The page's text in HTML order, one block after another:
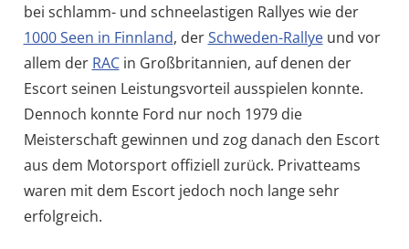
bei schlamm- und schneelastigen Rallyes wie der
1000 Seen in Finnland, derSchweden-Rallyeund vor
allem der RACin Großbritannien, auf denen der
Escort seinen Leistungsvorteil ausspielen konnte.
Dennoch konnte Ford nur noch 1979 die
Meisterschaft gewinnen und zog danach den Escort
aus dem Motorsport offiziell zurück. Privatteams
waren mit dem Escort jedoch noch lange sehr
erfolgreich.